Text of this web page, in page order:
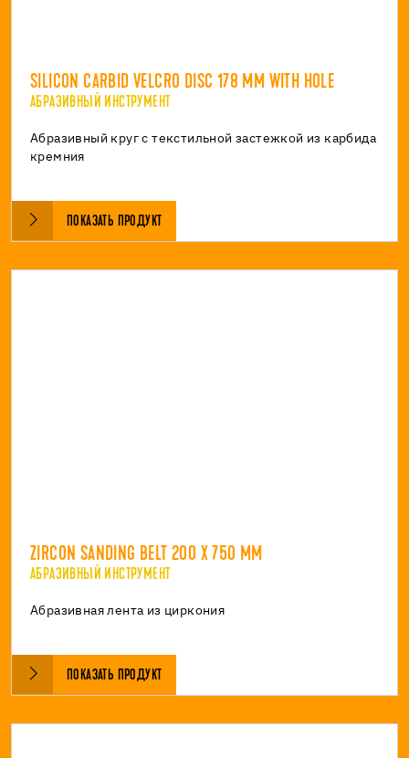
SILICON CARBID VELCRO DISC 178 MM WITH HOLE
АБРАЗИВНЫЙ ИНСТРУМЕНТ
Абразивный круг с текстильной застежкой из карбида
кремния
ПОКАЗАТЬ ПРОДУКТ
ZIRCON SANDING BELT 200 X 750 MM
АБРАЗИВНЫЙ ИНСТРУМЕНТ
Абразивная лента из циркония
ПОКАЗАТЬ ПРОДУКТ